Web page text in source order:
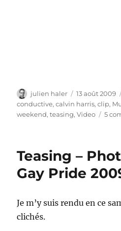
Auteur
julien haler
Publié
le
13 août 2009
conductive,calvin harris,clip,
weekend,teasing,Video 5
Teasing –
Gay Pride
Je m’y suis rendu en ce
clichés.